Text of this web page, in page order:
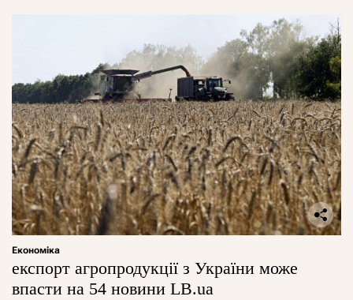
Економіка
експорт агропродукції з України може
впасти на 54 новини LB.ua